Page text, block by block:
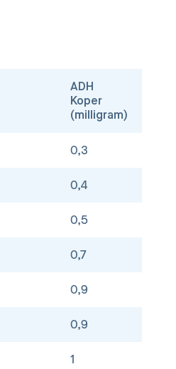
ADH
Koper
(milligram)
0,3
0,4
0,5
0,7
0,9
0,9
1